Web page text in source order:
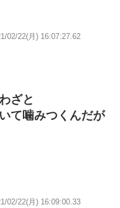
02/22(月) 16:07:27.62
ざと
て噛みつくんだが
02/22(月) 16:09:00.33